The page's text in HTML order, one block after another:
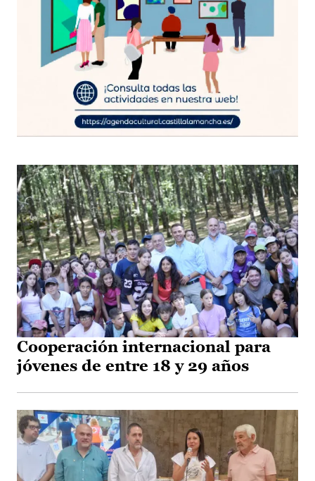
Cooperación internacional para
jóvenes de entre 18 y 29 años